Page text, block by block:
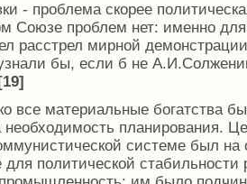
- проблема скорее
Союзе проблем нет: именно
расстрел мирной
бы, если б не
[19]
все материальные богатства
необходимость планирования.
системе был
для политической